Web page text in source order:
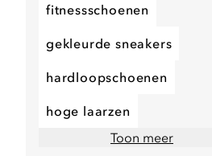
fitnessschoenen
gekleurde sneakers
hardloopschoenen
hoge laarzen
Toon meer